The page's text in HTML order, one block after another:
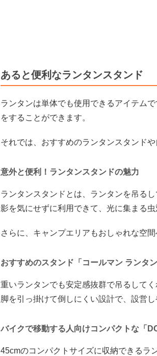
あると便利なランタンスタンド
ランタンは単体でも使用できるアイテム
をすることができます。
それでは、おすすめのランタンスタンド
意外と便利！ランタンスタンドの魅力
ランタンスタンドとは、ランタンを吊る
影を気にせずに利用できて、光に集まる
さらに、キャンプエリアもおしゃれな空
おすすめのスタンド「コールマン ランタ
重いランタンでも安定感抜群で吊るして
脚を引っ掛けて倒しにくい設計で、設営
バイクで移動する人向けコンパクトな「
45cmのコンパクトサイズに収納できるラ